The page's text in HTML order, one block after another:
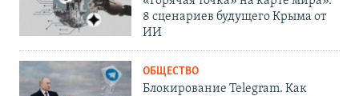
8 сценариев будущего Крыма от
ИИ
ОБЩЕСТВО
Блокирование Telegram. Как